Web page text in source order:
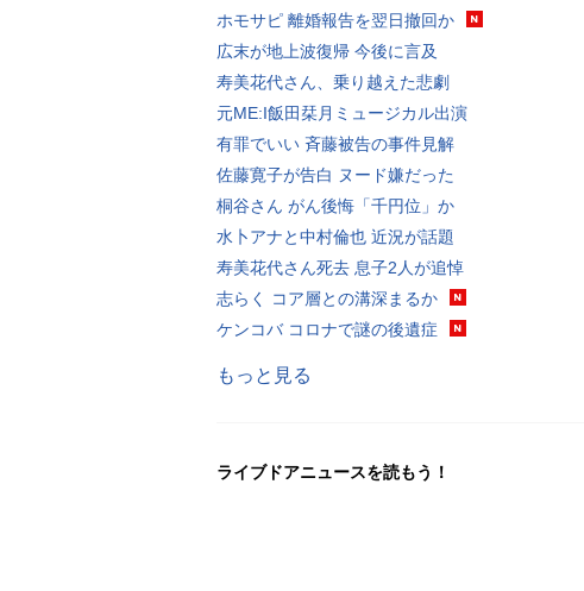
ホモサピ 離婚報告を翌日撤回か
広末が地上波復帰 今後に言及
寿美花代さん、乗り越えた悲劇
元ME:I飯田栞月ミュージカル出演
有罪でいい 斉藤被告の事件見解
佐藤寛子が告白 ヌード嫌だった
桐谷さん がん後悔「千円位」か
水卜アナと中村倫也 近況が話題
寿美花代さん死去 息子2人が追悼
志らく コア層との溝深まるか
ケンコバ コロナで謎の後遺症
もっと見る
ライブドアニュースを読もう！